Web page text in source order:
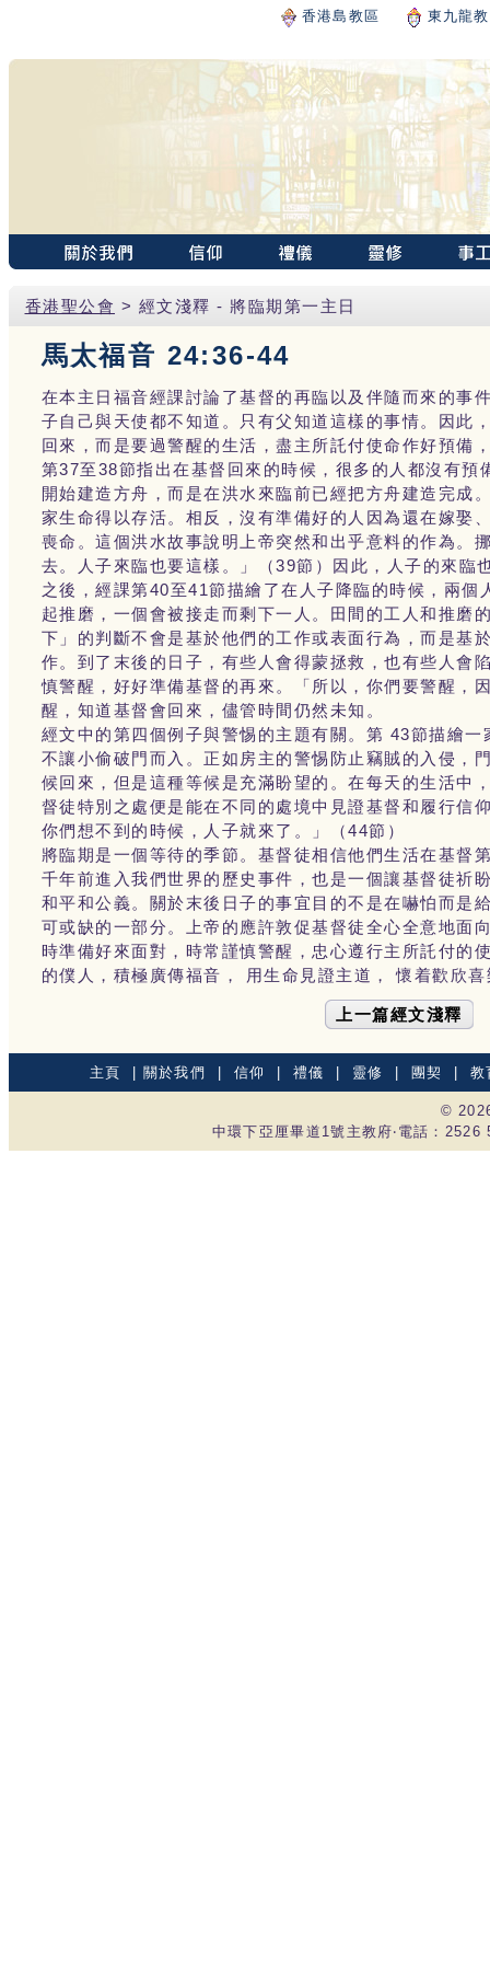
香港島教區 東九龍
香港聖公會 > 經文淺釋 - 將臨期第一主日
馬太福音 24:36-44
在本主日福音經課討論了基督的再臨以及伴隨而來的事
子自己與天使都不知道。只有父知道這樣的事情。因此
回來，而是要過警醒的生活，盡主所託付使命作好預備
第37至38節指出在基督回來的時候，很多的人都沒有
開始建造方舟，而是在洪水來臨前已經把方舟建造完成
家生命得以存活。相反，沒有準備好的人因為還在嫁娶
喪命。這個洪水故事說明上帝突然和出乎意料的作為。
去。人子來臨也要這樣。」（39節）因此，人子的來臨
之後，經課第40至41節描繪了在人子降臨的時候，兩
起推磨，一個會被接走而剩下一人。田間的工人和推磨
下」的判斷不會是基於他們的工作或表面行為，而是基
作。到了末後的日子，有些人會得蒙拯救，也有些人會
慎警醒，好好準備基督的再來。「所以，你們要警醒，
醒，知道基督會回來，儘管時間仍然未知。
經文中的第四個例子與警惕的主題有關。第 43節描繪
不讓小偷破門而入。正如房主的警惕防止竊賊的入侵，
候回來，但是這種等候是充滿盼望的。在每天的生活中
督徒特別之處便是能在不同的處境中見證基督和履行信
你們想不到的時候，人子就來了。」（44節）
將臨期是一個等待的季節。基督徒相信他們生活在基督
千年前進入我們世界的歷史事件，也是一個讓基督徒祈
和平和公義。關於末後日子的事宜目的不是在嚇怕而是
可或缺的一部分。上帝的應許敦促基督徒全心全意地面
時準備好來面對，時常謹慎警醒，忠心遵行主所託付的
的僕人，積極廣傳福音， 用生命見證主道， 懷着歡欣
上一篇經文淺釋
主頁 關於我們 信仰 禮儀 靈修 團契 |教
©
中環下亞厘畢道1號主教府‧電話：